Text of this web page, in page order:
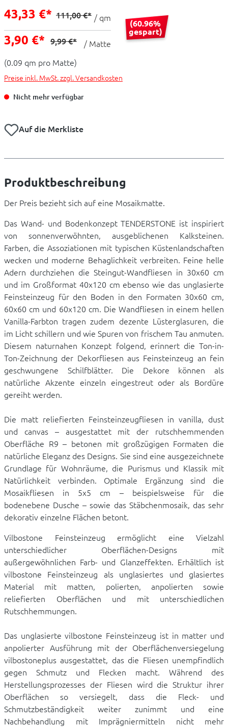
43,33 €* 111,00 €* / qm
3,90 €* 9,99 €*
/ Matte
(0.09 qm pro Matte)
(60.96%
gespart)
Preise inkl. MwSt. zzgl. Versandkosten
Nicht mehr verfügbar
Auf die Merkliste
Produktbeschreibung
Der Preis bezieht sich auf eine Mosaikmatte.
Das Wand- und Bodenkonzept TENDERSTONE ist inspiriert
von sonnenverwöhnten, ausgeblichenen Kalksteinen.
Farben, die Assoziationen mit typischen Küstenlandschaften
wecken und moderne Behaglichkeit verbreiten. Feine helle
Adern durchziehen die Steingut-Wandfliesen in 30x60 cm
und im Großformat 40x120 cm ebenso wie das unglasierte
Feinsteinzeug für den Boden in den Formaten 30x60 cm,
60x60 cm und 60x120 cm. Die Wandfliesen in einem hellen
Vanilla-Farbton tragen zudem dezente Lüsterglasuren, die
im Licht schillern und wie Spuren von frischem Tau anmuten.
Diesem naturnahen Konzept folgend, erinnert die Ton-in-
Ton-Zeichnung der Dekorfliesen aus Feinsteinzeug an fein
geschwungene Schilfblätter. Die Dekore können als
natürliche Akzente einzeln eingestreut oder als Bordüre
gereiht werden.
Die matt reliefierten Feinsteinzeugfliesen in vanilla, dust
und canvas – ausgestattet mit der rutschhemmenden
Oberfläche R9 – betonen mit großzügigen Formaten die
natürliche Eleganz des Designs. Sie sind eine ausgezeichnete
Grundlage für Wohnräume, die Purismus und Klassik mit
Natürlichkeit verbinden. Optimale Ergänzung sind die
Mosaikfliesen in 5x5 cm – beispielsweise für die
bodenebene Dusche – sowie das Stäbchenmosaik, das sehr
dekorativ einzelne Flächen betont.
Vilbostone Feinsteinzeug ermöglicht eine Vielzahl
unterschiedlicher Oberflächen-Designs mit
außergewöhnlichen Farb- und Glanzeffekten. Erhältlich ist
vilbostone Feinsteinzeug als unglasiertes und glasiertes
Material mit matten, polierten, anpolierten sowie
reliefierten Oberflächen und mit unterschiedlichen
Rutschhemmungen.
Das unglasierte vilbostone Feinsteinzeug ist in matter und
anpolierter Ausführung mit der Oberflächenversiegelung
vilbostoneplus ausgestattet, das die Fliesen unempfindlich
gegen Schmutz und Flecken macht. Während des
Herstellungsprozesses der Fliesen wird die Struktur ihrer
Oberflächen so versiegelt, dass die Fleck- und
Schmutzbeständigkeit weiter zunimmt und eine
Nachbehandlung mit Imprägniermitteln nicht mehr